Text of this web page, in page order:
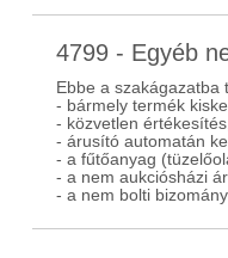
4799 - Egyéb
Ebbe a szakágazatba
- bármely termék
- közvetlen
- árusító automatán
- a fűtőanyag
- a nem aukciósházi
- a nem bolti